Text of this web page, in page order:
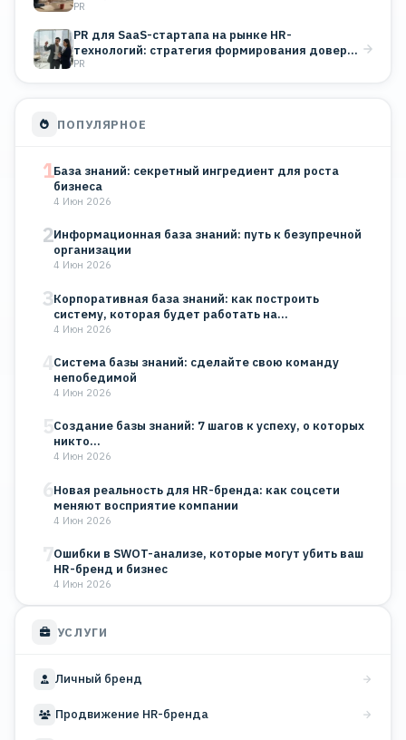
PR
PR для SaaS-стартапа на рынке HR-
технологий: стратегия формирования доверия
B2B-клиентов
PR
ПОПУЛЯРНОЕ
1База знаний: секретный ингредиент для роста
бизнеса
4 Июн 2026
2Информационная база знаний: путь к безупречной
организации
4 Июн 2026
3Корпоративная база знаний: как построить
систему, которая будет работать на…
4 Июн 2026
4Система базы знаний: сделайте свою команду
непобедимой
4 Июн 2026
5Создание базы знаний: 7 шагов к успеху, о которых
никто…
4 Июн 2026
6Новая реальность для HR-бренда: как соцсети
меняют восприятие компании
4 Июн 2026
7Ошибки в SWOT-анализе, которые могут убить ваш
HR-бренд и бизнес
4 Июн 2026
УСЛУГИ
Личный бренд
Продвижение HR-бренда